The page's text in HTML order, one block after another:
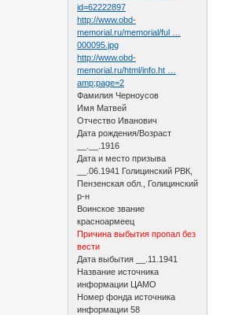
id=62222897
http://www.obd-
memorial.ru/memorial/ful …
000095.jpg
http://www.obd-
memorial.ru/html/info.ht …
amp;page=2
Фамилия Черноусов
Имя Матвей
Отчество Иванович
Дата рождения/Возраст
__.__.1916
Дата и место призыва
__.06.1941 Голицинский РВК,
Пензенская обл., Голицинский
р-н
Воинское звание
красноармеец
Причина выбытия пропал без
вести
Дата выбытия __.11.1941
Название источника
информации ЦАМО
Номер фонда источника
информации 58